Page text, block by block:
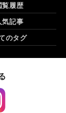
覧履歴
気記事
のタグ